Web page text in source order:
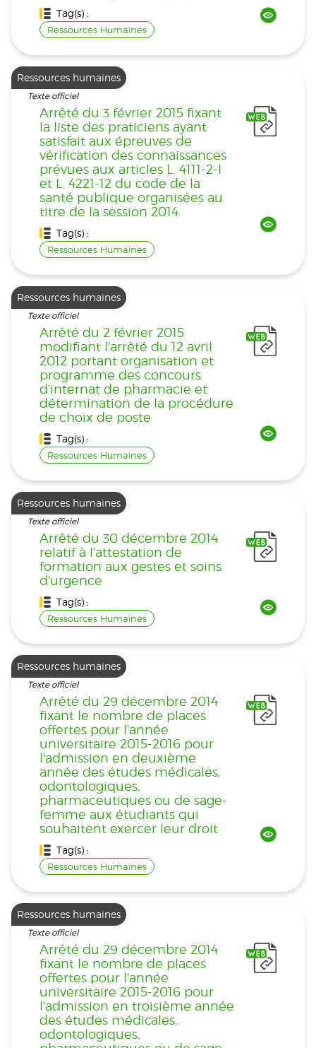
Tag(s) :
Ressources Humaines
Ressources humaines
Texte officiel
Arrêté du 3 février 2015 fixant
la liste des praticiens ayant
satisfait aux épreuves de
vérification des connaissances
prévues aux articles L. 4111-2-I
et L. 4221-12 du code de la
santé publique organisées au
titre de la session 2014
Tag(s) :
Ressources Humaines
Ressources humaines
Texte officiel
Arrêté du 2 février 2015
modifiant l'arrêté du 12 avril
2012 portant organisation et
programme des concours
d'internat de pharmacie et
détermination de la procédure
de choix de poste
Tag(s) :
Ressources Humaines
Ressources humaines
Texte officiel
Arrêté du 30 décembre 2014
relatif à l'attestation de
formation aux gestes et soins
d'urgence
Tag(s) :
Ressources Humaines
Ressources humaines
Texte officiel
Arrêté du 29 décembre 2014
fixant le nombre de places
offertes pour l'année
universitaire 2015-2016 pour
l'admission en deuxième
année des études médicales,
odontologiques,
pharmaceutiques ou de sage-
femme aux étudiants qui
souhaitent exercer leur droit
Tag(s) :
Ressources Humaines
Ressources humaines
Texte officiel
Arrêté du 29 décembre 2014
fixant le nombre de places
offertes pour l'année
universitaire 2015-2016 pour
l'admission en troisième année
des études médicales,
odontologiques,